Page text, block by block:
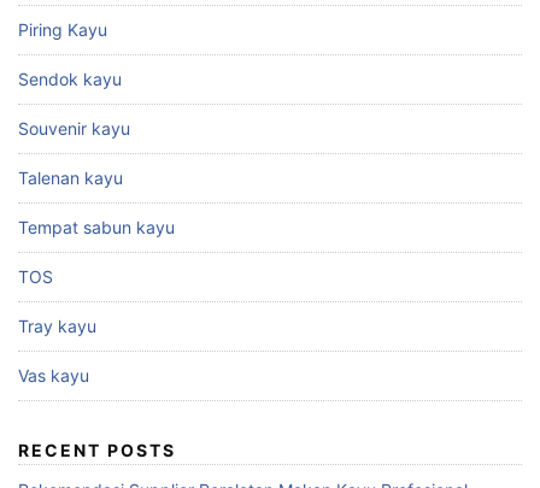
Piring Kayu
Sendok kayu
Souvenir kayu
Talenan kayu
Tempat sabun kayu
TOS
Tray kayu
Vas kayu
RECENT POSTS